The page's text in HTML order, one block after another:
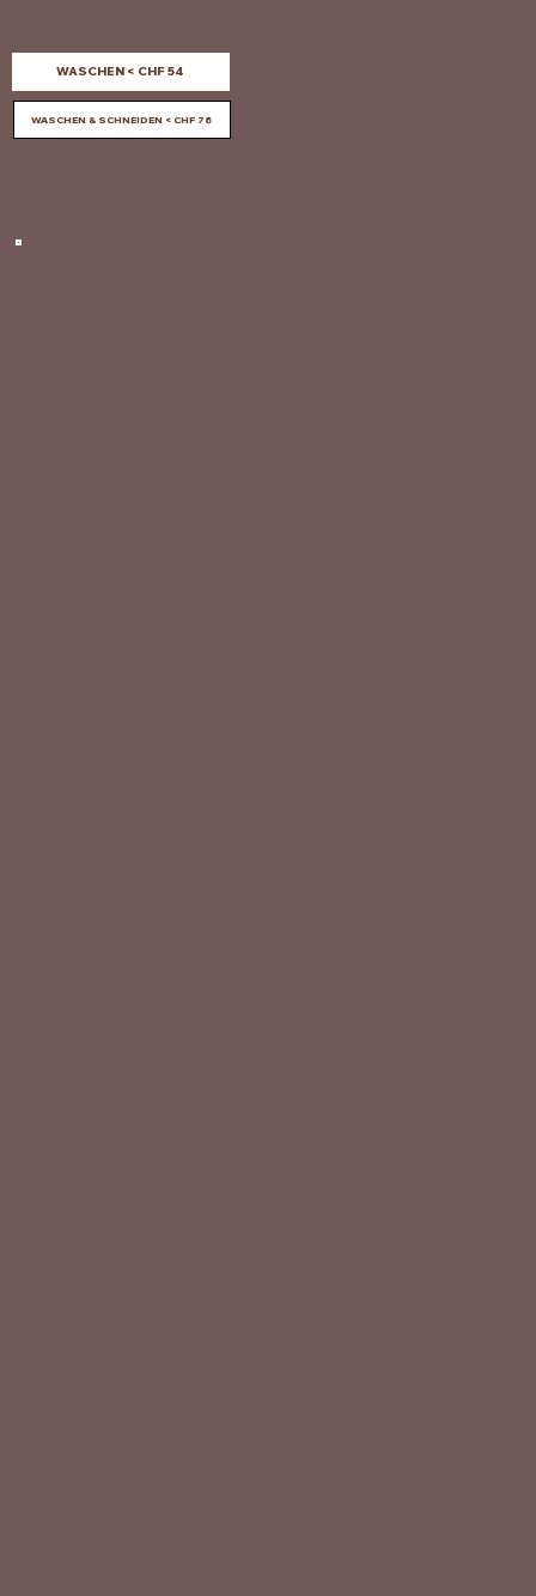
WASCHEN < CHF 54
WASCHEN & SCHNEIDEN < CHF 78